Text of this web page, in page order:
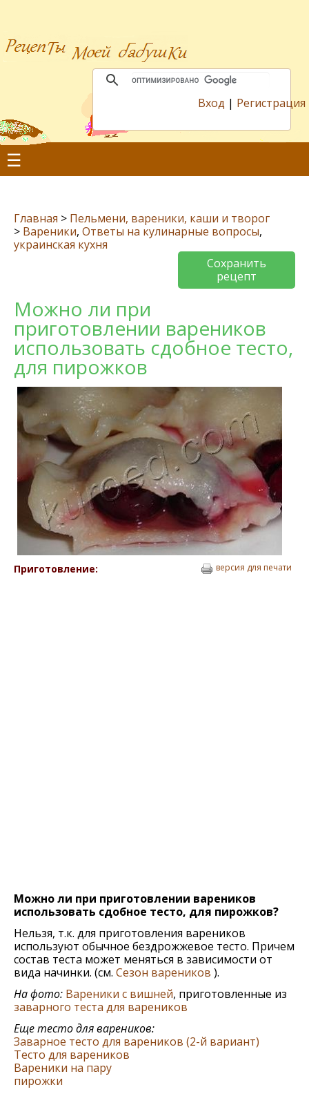
Вход | Регистрация
☰
Главная > Пельмени, вареники, каши и творог
> Вареники, Ответы на кулинарные вопросы,
украинская кухня
Сохранить
рецепт
Можно ли при
приготовлении вареников
использовать сдобное тесто,
для пирожков
Приготовление: версия для печати
Можно ли при приготовлении вареников
использовать сдобное тесто, для пирожков?
Нельзя, т.к. для приготовления вареников
используют обычное бездрожжевое тесто. Причем
состав теста может меняться в зависимости от
вида начинки. (см. Сезон вареников ).
На фото: Вареники с вишней, приготовленные из
заварного теста для вареников
Еще тесто для вареников:
Заварное тесто для вареников (2-й вариант)
Тесто для вареников
Вареники на пару
пирожки